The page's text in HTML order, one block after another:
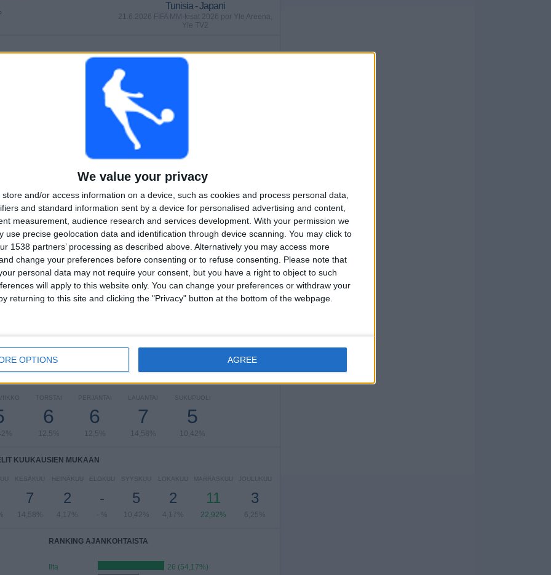
We value your privacy
store and/or access information on a device, such as cookies and process personal data,
and standard information sent by a device for personalised advertising and content,
measurement, audience research and services development. With your permission we
use precise geolocation data and identification through device scanning. You may click to
1538 partners’ processing as described above. Alternatively you may access more
change your preferences before consenting or to refuse consenting.
Please note that
personal data may not require your consent, but you have a right to object to such
will apply to this website only. You can change your preferences or withdraw your
returning to this site and clicking the "Privacy" button at the bottom of the webpage.
OPTIONS AGREE
Tunisia - Japani
21.6.2026 FIFA MM-kisat 2026 por Yle Areena,
Yle TV2
PÄIVÄT
PELIÄ
1
PERÄKKÄISET
MAKSUPELIT
33
VASTUSTAJAT
3
VS Namibia
YHTEENSÄ
8
KILPAILUT
RANKING KILPAILUJEN MUKAAN
FIFA MM-kisat 2026
16 (33,33%)
Afrikan Cup Of Nations
11 (22,92%)
Ystävyysottelut
4 (8,33%)
Näytä täydellinen ranking
TORSTAI
6
12,5%
PERJANTAI
6
12,5%
LAUANTAI
7
14,58%
SUKUPUOLI
5
10,42%
KUUKAUSIEN MUKAAN
KESÄKUU
7
14,58%
HEINÄKUU
2
4,17%
ELOKUU
-
- %
SYYSKUU
5
10,42%
LOKAKUU
2
4,17%
MARRASKUU
11
22,92%
JOULUKUU
3
6,25%
RANKING AJANKOHTAISTA
Ilta
26 (54,17%)